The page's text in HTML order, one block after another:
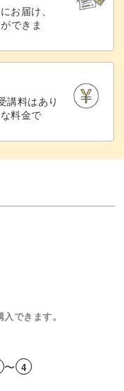
お届け、
できま
講料はあり
料金で
できます。
〜 4